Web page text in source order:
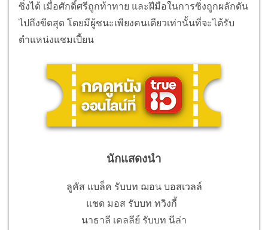
ซิ่งได้ เมื่อศักดิ์ศรีถูกท้าทาย และฝีมือในการซิ่งถูกผลักดัน
ไปถึงขีดสุด โดยมีผู้ชนะเพียงคนเดียวเท่านั้นที่จะได้รับ
ตำแหน่งแชมเปี้ยน
นักแสดงนำ
ลูคัส แบล็ค รับบท ฌอน บอสเวลล์
แชด มอส รับบท ทวิงกี้
นาธาลี เคลลีย์ รับบท นีล่า